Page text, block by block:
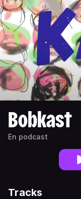
Bobkast
En podcast
Tracks